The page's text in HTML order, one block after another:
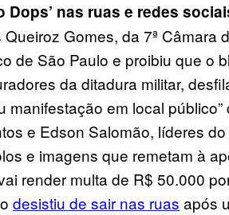
nas ruas e redes
Gomes, da 7ª Câmara
de São Paulo e proibiu que o
da ditadura militar,
manifestação em local
e Edson Salomão, líderes
e imagens que remetam à
render multa de R$ 50.000
desistiu de sair nas ruas após